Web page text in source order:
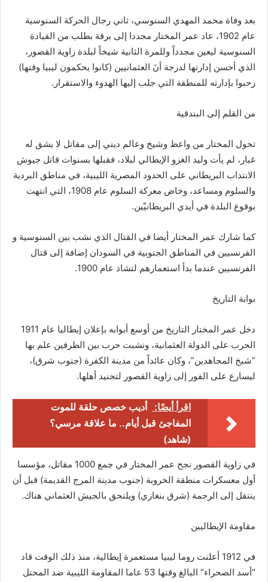
بعد وفاة محمد المهدي السنوسي، ثاني رجال الحركة السنوسية
عام 1902، عاد عمر المختار مجددا إلى برقة بطلب من القيادة
السنوسية ليعين مجدداً وللمرة الثانية شيخاً لبلدة زاوية القصور،
الذي أحسن إدارتها لدرجة أنَ العثمانيين (كانوا يحكمون ليبيا وقتها)
رحبوا بإدارته للمنطقة التي جلب إليها الهدوء والاستقرار.
من القلم إلى البندقية
تحول المختار من واعظ وشيخ وعالم ديني إلى مقاتل لا يشق له
غبار، لم يأت وليد الغزو الإيطالي لبلاد، فقبلها بسنوات قاتل جيوش
الانتداب البريطاني على الحدود المصرية الليبية، في مناطق البردية
والسلوم ومساعد، وخاض معركة السلوم عام 1908، التي انتهت
بوقوع البلدة في أيدي البريطانيّين.
كما شارك عمر المختار أيضا في القتال الذي نشب بين السنوسية و
الفرنسيين في المناطق الجنوبية في السودان إضافة إلى قتال
الفرنسيين عندما بدأ استعمارهم لتشاد عام 1900.
بوابة التاريخ
دخل عمر المختار التاريخ من أوسع أبوابه بإعلان إيطاليا عام 1911
الحرب على الدولة العثمانية، ونشبت حرب بين الطرفين علم بها
“شيخ المجاهدين”، وكان عائداً من مدينة الكفرة (جنوب شرق)،
ليسارع على الفور إلى زاوية القصور لتجنيد أهلها.
اقرأ أيضًا:
أديب خصص حلقة للموت
المفاجئ قبل أيام.. ما علاقة مرسي؟
(شاهد)
في زاوية القصور نجح عمر المختار في جمع 1000 مقاتل، مؤسسا
أول معسكرات منطقة الخروبة (جنوب مدينة المرج القديمة) قبل أن
ينتقل إلى الرجمة (شرق بنغازي) ويلتحق بالجيش العثماني هناك.
مقاومة الإيطاليين
في 1912 أعلنت روما ليبيا مستعمرة إيطالية، منذ ذلك الوقت قاد
“أسد الصحراء” البالغ وقتها 53 عاما المقاومة الليبية ضد المحتل